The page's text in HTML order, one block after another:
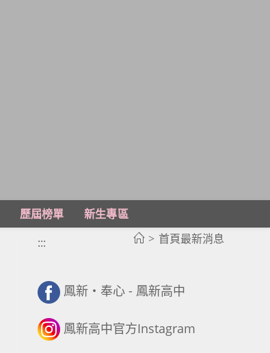
歷屆榜單
新生專區
> 首頁最新消息
:::
鳳新・奉心 - 鳳新高中
鳳新高中官方Instagram